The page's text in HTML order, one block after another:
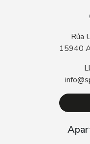
Rúa
15940